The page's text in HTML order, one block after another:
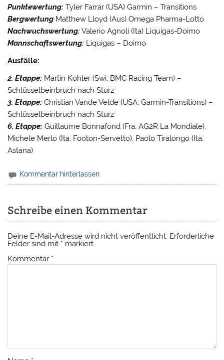
Punktewertung: Tyler Farrar (USA) Garmin – Transitions
Bergwertung Matthew Lloyd (Aus) Omega Pharma-Lotto
Nachwuchswertung:Valerio Agnoli (Ita) Liquigas-Doimo
Mannschaftswertung: Liquigas – Doimo
Ausfälle:
2. Etappe: Martin Kohler (Swi, BMC Racing Team) –
Schlüsselbeinbruch nach Sturz
3. Etappe: Christian Vande Velde (USA, Garmin-Transitions) –
Schlüsselbeinbruch nach Sturz
6. Etappe: Guillaume Bonnafond (Fra, AG2R La Mondiale),
Michele Merlo (Ita, Footon-Servetto), Paolo Tiralongo (Ita,
Astana)
Kommentar hinterlassen
Schreibe einen Kommentar
Deine E-Mail-Adresse wird nicht veröffentlicht. Erforderliche
Felder sind mit * markiert
Kommentar *